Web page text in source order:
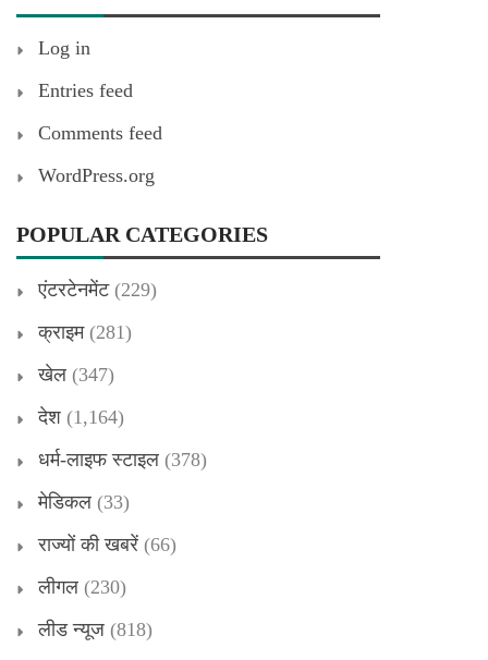
Log in
Entries feed
Comments feed
WordPress.org
POPULAR CATEGORIES
एंटरटेनमेंट(229)
क्राइम(281)
खेल (347)
देश (1,164)
धर्म-लाइफ स्टाइल (378)
मेडिकल (33)
राज्यों की खबरें (66)
लीगल (230)
लीड न्यूज (818)